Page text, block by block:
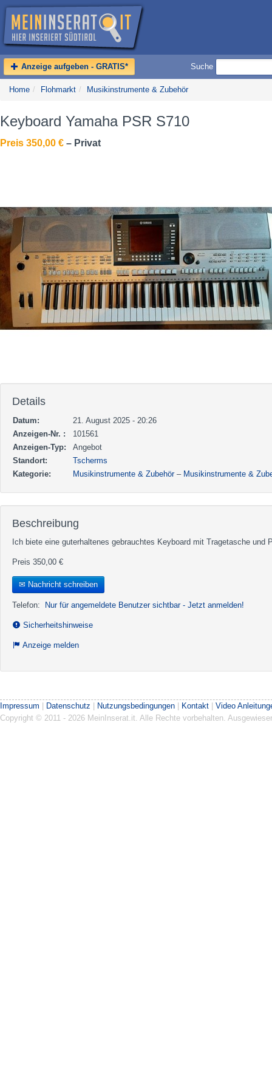
Anzeige aufgeben - GRATIS* Suche
Home / Flohmarkt / Musikinstrumente & Zubehör
Keyboard Yamaha PSR S710
Preis 350,00 € – Privat
Details
Datum:
21. August 2025 - 20:26
Anzeigen-Nr. :
101561
Anzeigen-Typ:
Angebot
Standort:
Tscherms
Kategorie:
Musikinstrumente & Zubehör– Musikinstrumente &
Beschreibung
Ich biete eine guterhaltenes gebrauchtes Keyboard mit Tragetasche und
Preis 350,00 €
✉ Nachricht schreiben
Telefon: Nur für angemeldete Benutzer sichtbar - Jetzt anmelden!
Sicherheitshinweise
Anzeige melden
Impressum Datenschutz Nutzungsbedingungen Kontakt
Video
Copyright © 2011 - 2026 MeinInserat.it. Alle Rechte vorbehalten.